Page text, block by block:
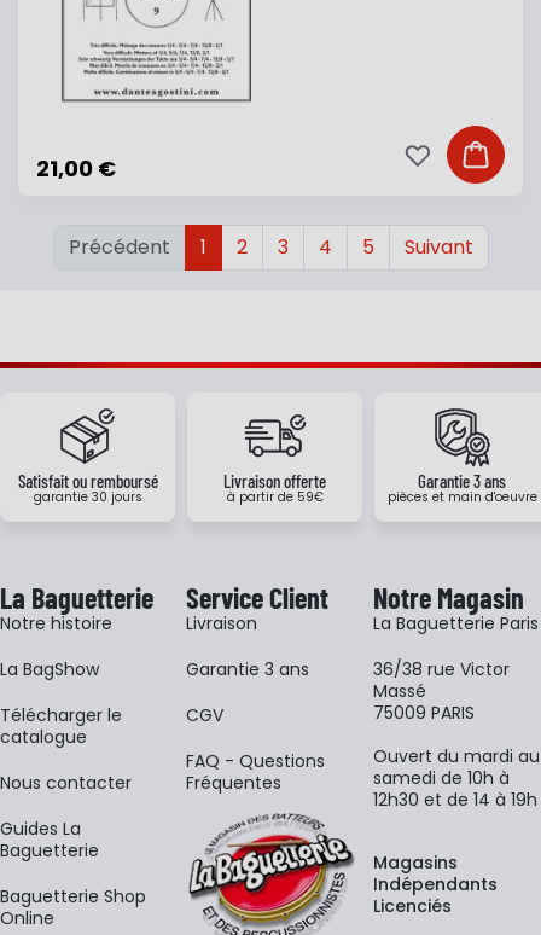
21,00 € Ajouter
Ajouter à ma
Précédent 1 2 3 4 5 Suivant
Satisfait ou remboursé
garantie 30 jours
Livraison offerte
à partir de 59€
Garantie 3 ans
pièces et main d'oeuvre
La Baguetterie
Notre histoire
La BagShow
​Télécharger le
catalogue
Nous contacter
Guides La
Baguetterie
Baguetterie Shop
Online
Service Client
Livraison
Garantie 3 ans
CGV
FAQ - Questions
Fréquentes
Notre Magasin
La Baguetterie Paris
36/38 rue Victor
Massé
75009 PARIS
Ouvert du mardi au
samedi de 10h à
12h30 et de 14 à 19h
Magasins
Indépendants
Licenciés